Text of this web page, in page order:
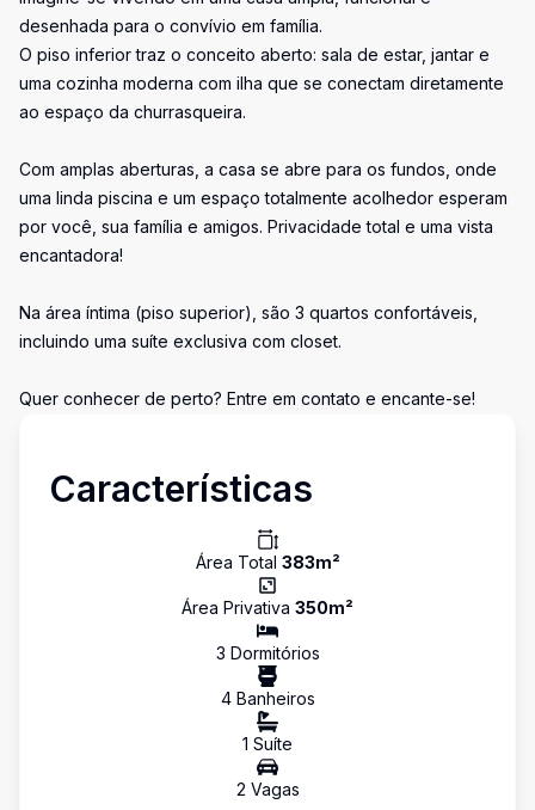
desenhada para o convívio em família.
O piso inferior traz o conceito aberto: sala de estar, jantar e
uma cozinha moderna com ilha que se conectam diretamente
ao espaço da churrasqueira.
Com amplas aberturas, a casa se abre para os fundos, onde
uma linda piscina e um espaço totalmente acolhedor esperam
por você, sua família e amigos. Privacidade total e uma vista
encantadora!
Na área íntima (piso superior), são 3 quartos confortáveis,
incluindo uma suíte exclusiva com closet.
Quer conhecer de perto? Entre em contato e encante-se!
Características
Área Total 383m²
Área Privativa 350m²
3 Dormitórios
4Banheiros
1 Suíte
2 Vagas